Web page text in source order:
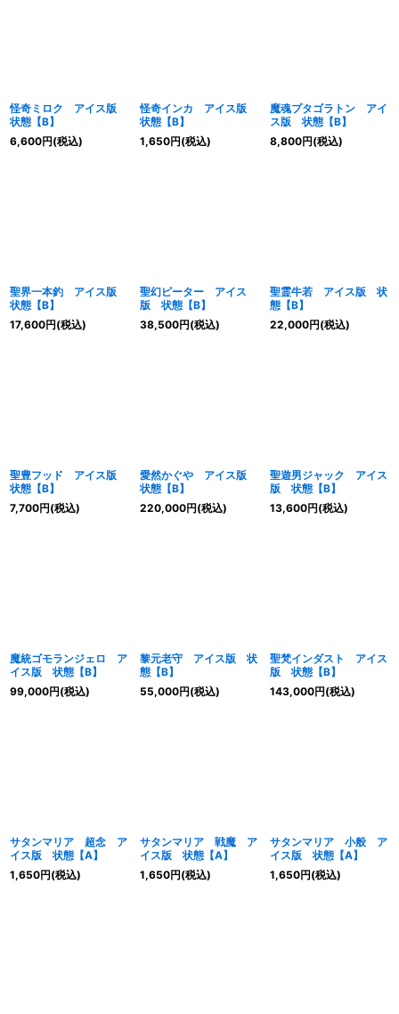
怪奇ミロク アイス版
状態【B】
6,600円(税込)
怪奇インカ アイス版
状態【B】
1,650円(税込)
魔魂プタゴラトン アイ
ス版 状態【B】
8,800円(税込)
聖界一本釣 アイス版
状態【B】
17,600円(税込)
聖幻ピーター アイス
版 状態【B】
38,500円(税込)
聖霊牛若 アイス版 状
態【B】
22,000円(税込)
聖豊フッド アイス版
状態【B】
7,700円(税込)
愛然かぐや アイス版
状態【B】
220,000円(税込)
聖遊男ジャック アイス
版 状態【B】
13,600円(税込)
魔統ゴモランジェロ ア
イス版 状態【B】
99,000円(税込)
黎元老守 アイス版 状
態【B】
55,000円(税込)
聖梵インダスト アイス
版 状態【B】
143,000円(税込)
サタンマリア 超念 ア
イス版 状態【A】
1,650円(税込)
サタンマリア 戦魔 ア
イス版 状態【A】
1,650円(税込)
サタンマリア 小般 ア
イス版 状態【A】
1,650円(税込)